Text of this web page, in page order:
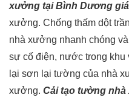
xưởng tại Bình Dương
xưởng. Chống thấm dột
nhà xưởng nhanh chóng
sự cố điện, nước trong
lại sơn lại tường của nhà
xưởng. Cải tạo tường